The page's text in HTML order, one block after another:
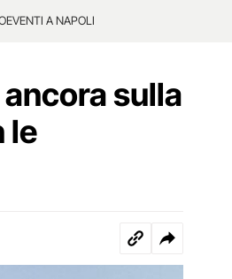
EVENTI A NAPOLI
sulla
le